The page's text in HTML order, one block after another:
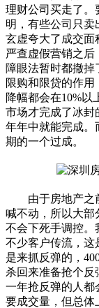
理财公司买走了。
明，有些公司只卖
玄虚夸大了成交面
严查虚假营销之
障眼法暂时都撤掉
限购和限贷的作用
降幅都会在10%以
市场才完成了冰封
年年中就能完成。
期的一个过成。
由于房地产之前
喊不动，所以大部
不会下死手调控。
不少客户传流，这
是来抓反弹的，
杀回来准备抢个反
一年抢反弹的人都
要成交量，但总体